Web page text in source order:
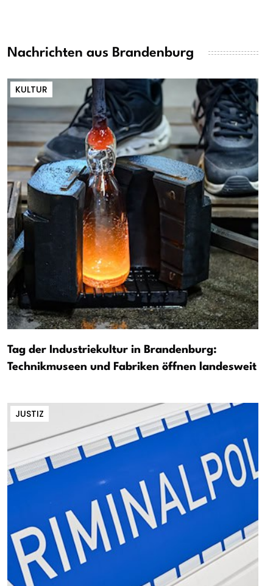
Nachrichten aus Brandenburg
KULTUR
Tag der Industriekultur in Brandenburg:
Technikmuseen und Fabriken öffnen landesweit
JUSTIZ